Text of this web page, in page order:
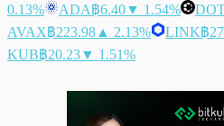
0.13%
ADA฿6.40▼ 1.54%
AVAX฿223.98 ▲ 2.13% LINK฿
KUB฿20.23▼ 1.51%